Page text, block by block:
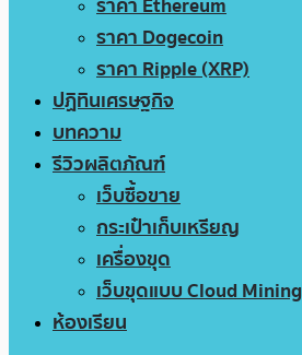
ราคา Dogecoin
ราคา Ripple (XRP)
ปฏิทินเศรษฐกิจ
บทความ
รีวิวผลิตภัณฑ์
เว็บซื้อขาย
กระเป๋าเก็บเหรียญ
เครื่องขุด
เว็บขุดแบบ Cloud Mining
ห้องเรียน